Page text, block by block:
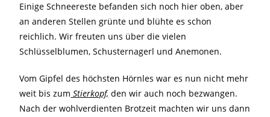
Einige Schneereste befanden sich noch hier oben, aber
an anderen Stellen grünte und blühte es schon
reichlich. Wir freuten uns über die vielen
Schlüsselblumen, Schusternagerl und Anemonen.
Vom Gipfel des höchsten Hörnles war es nun nicht mehr
weit bis zum Stierkopf, den wir auch noch bezwangen.
Nach der wohlverdienten Brotzeit machten wir uns dann